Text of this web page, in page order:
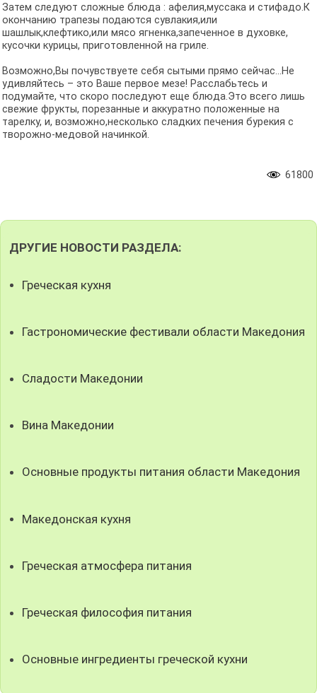
Затем следуют сложные блюда : афелия,муссака и стифадо.К
окончанию трапезы подаются сувлакия,или
шашлык,клефтико,или мясо ягненка,запеченное в духовке,
кусочки курицы, приготовленной на гриле.
Возможно,Вы почувствуете себя сытыми прямо сейчас...Не
удивляйтесь – это Ваше первое мезе! Расслабьтесь и
подумайте, что скоро последуют еще блюда.Это всего лишь
свежие фрукты, порезанные и аккуратно положенные на
тарелку, и, возможно,несколько сладких печения бурекия с
творожно-медовой начинкой.
61800
ДРУГИЕ НОВОСТИ РАЗДЕЛА:
Греческая кухня
Гастрономические фестивали области Македония
Сладости Македонии
Вина Македонии
Основные продукты питания области Македония
Македонская кухня
Греческая атмосфера питания
Греческая философия питания
Основные ингредиенты греческой кухни